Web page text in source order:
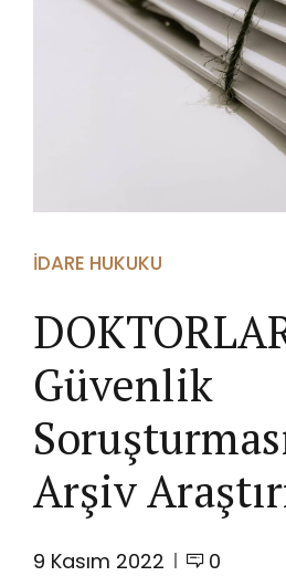
İDARE HUKUKU
Güvenlik
Arşiv
9 Kasım 2022 0